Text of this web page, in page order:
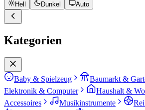
Hell Dunkel Auto
Kategorien
Baby & Spielzeug Baumarkt &
Elektronik & Computer
Haushalt &
Accessoires
Musikinstrumente